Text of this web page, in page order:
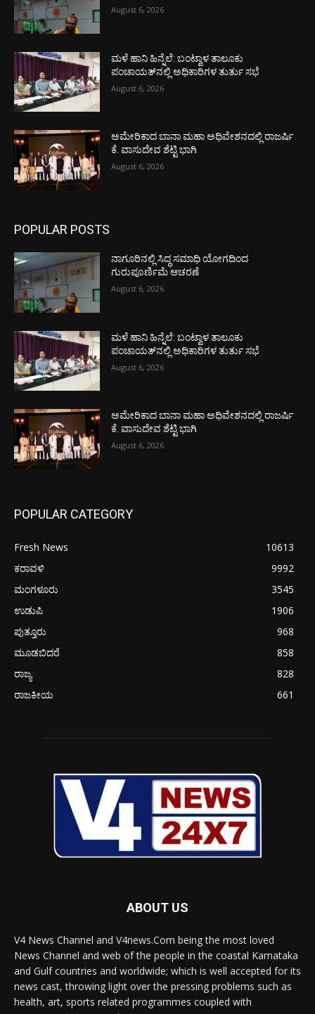
August 6, 2026
ಮಳೆ ಹಾನಿ ಹಿನ್ನೆಲೆ: ಬಂಟ್ವಾಳ ತಾಲೂಕು
ಪಂಚಾಯತ್‌ನಲ್ಲಿ ಅಧಿಕಾರಿಗಳ ತುರ್ತು ಸಭೆ
August 6, 2026
ಅಮೇರಿಕಾದ ಬಾನಾ ಮಹಾ ಅಧಿವೇಶನದಲ್ಲಿ ರಾಜರ್ಷಿ
ಕೆ. ವಾಸುದೇವ ಶೆಟ್ಟಿ ಭಾಗಿ
August 6, 2026
POPULAR POSTS
ನಾಗೂರಿನಲ್ಲಿ ಸಿದ್ಧ ಸಮಾಧಿ ಯೋಗದಿಂದ
ಗುರುಪೂರ್ಣಿಮೆ ಆಚರಣೆ
August 6, 2026
ಮಳೆ ಹಾನಿ ಹಿನ್ನೆಲೆ: ಬಂಟ್ವಾಳ ತಾಲೂಕು
ಪಂಚಾಯತ್‌ನಲ್ಲಿ ಅಧಿಕಾರಿಗಳ ತುರ್ತು ಸಭೆ
August 6, 2026
ಅಮೇರಿಕಾದ ಬಾನಾ ಮಹಾ ಅಧಿವೇಶನದಲ್ಲಿ ರಾಜರ್ಷಿ
ಕೆ. ವಾಸುದೇವ ಶೆಟ್ಟಿ ಭಾಗಿ
August 6, 2026
POPULAR CATEGORY
Fresh News
10613
ಕರಾವಳಿ
9992
ಮಂಗಳೂರು
3545
ಉಡುಪಿ
1906
ಪುತ್ತೂರು
968
ಮೂಡಬಿದರೆ
858
ರಾಜ್ಯ
828
ರಾಜಕೀಯ
661
ABOUT US
V4 News Channel and V4news.Com being the most loved
News Channel and web of the people in the coastal Karnataka
and Gulf countries and worldwide; which is well accepted for its
news cast, throwing light over the pressing problems such as
health, art, sports related programmes coupled with